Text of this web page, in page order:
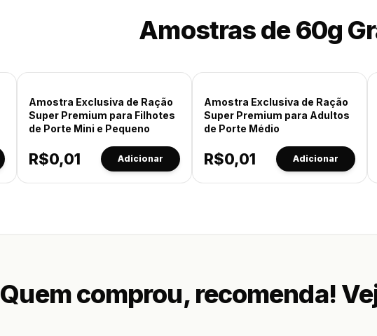
Amostras de 60g
60g
Amostra Exclusiva de Ração
Super Premium para Filhotes
de Porte Mini e Pequeno
R$0,01 Adicionar
60g
Amostra Exclusiva de Ração
Super Premium para Adultos
de Porte Médio
R$0,01 Adicionar
Quem comprou, recomenda!